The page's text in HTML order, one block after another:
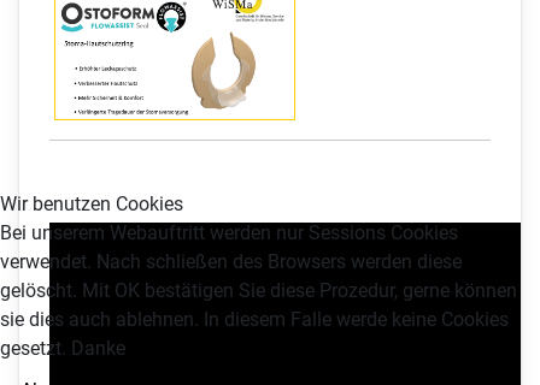
Wir benutzen Cookies
Bei unserem Webauftritt werden nur Sessions Cookies
verwendet. Nach schließen des Browsers werden diese
gelöscht. Mit OK bestätigen Sie diese Prozedur, gerne können
sie dies auch ablehnen. In diesem Falle werde keine Cookies
gesetzt. Danke